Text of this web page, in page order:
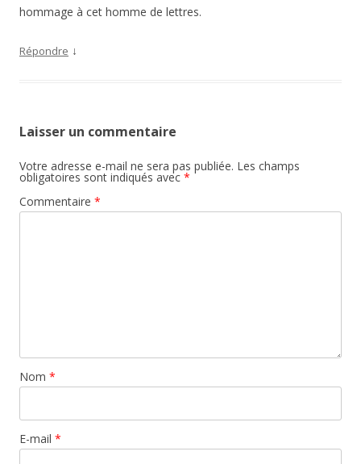
hommage à cet homme de lettres.
Répondre ↓
Laisser un commentaire
Votre adresse e-mail ne sera pas publiée. Les champs
obligatoires sont indiqués avec *
Commentaire *
Nom *
E-mail *